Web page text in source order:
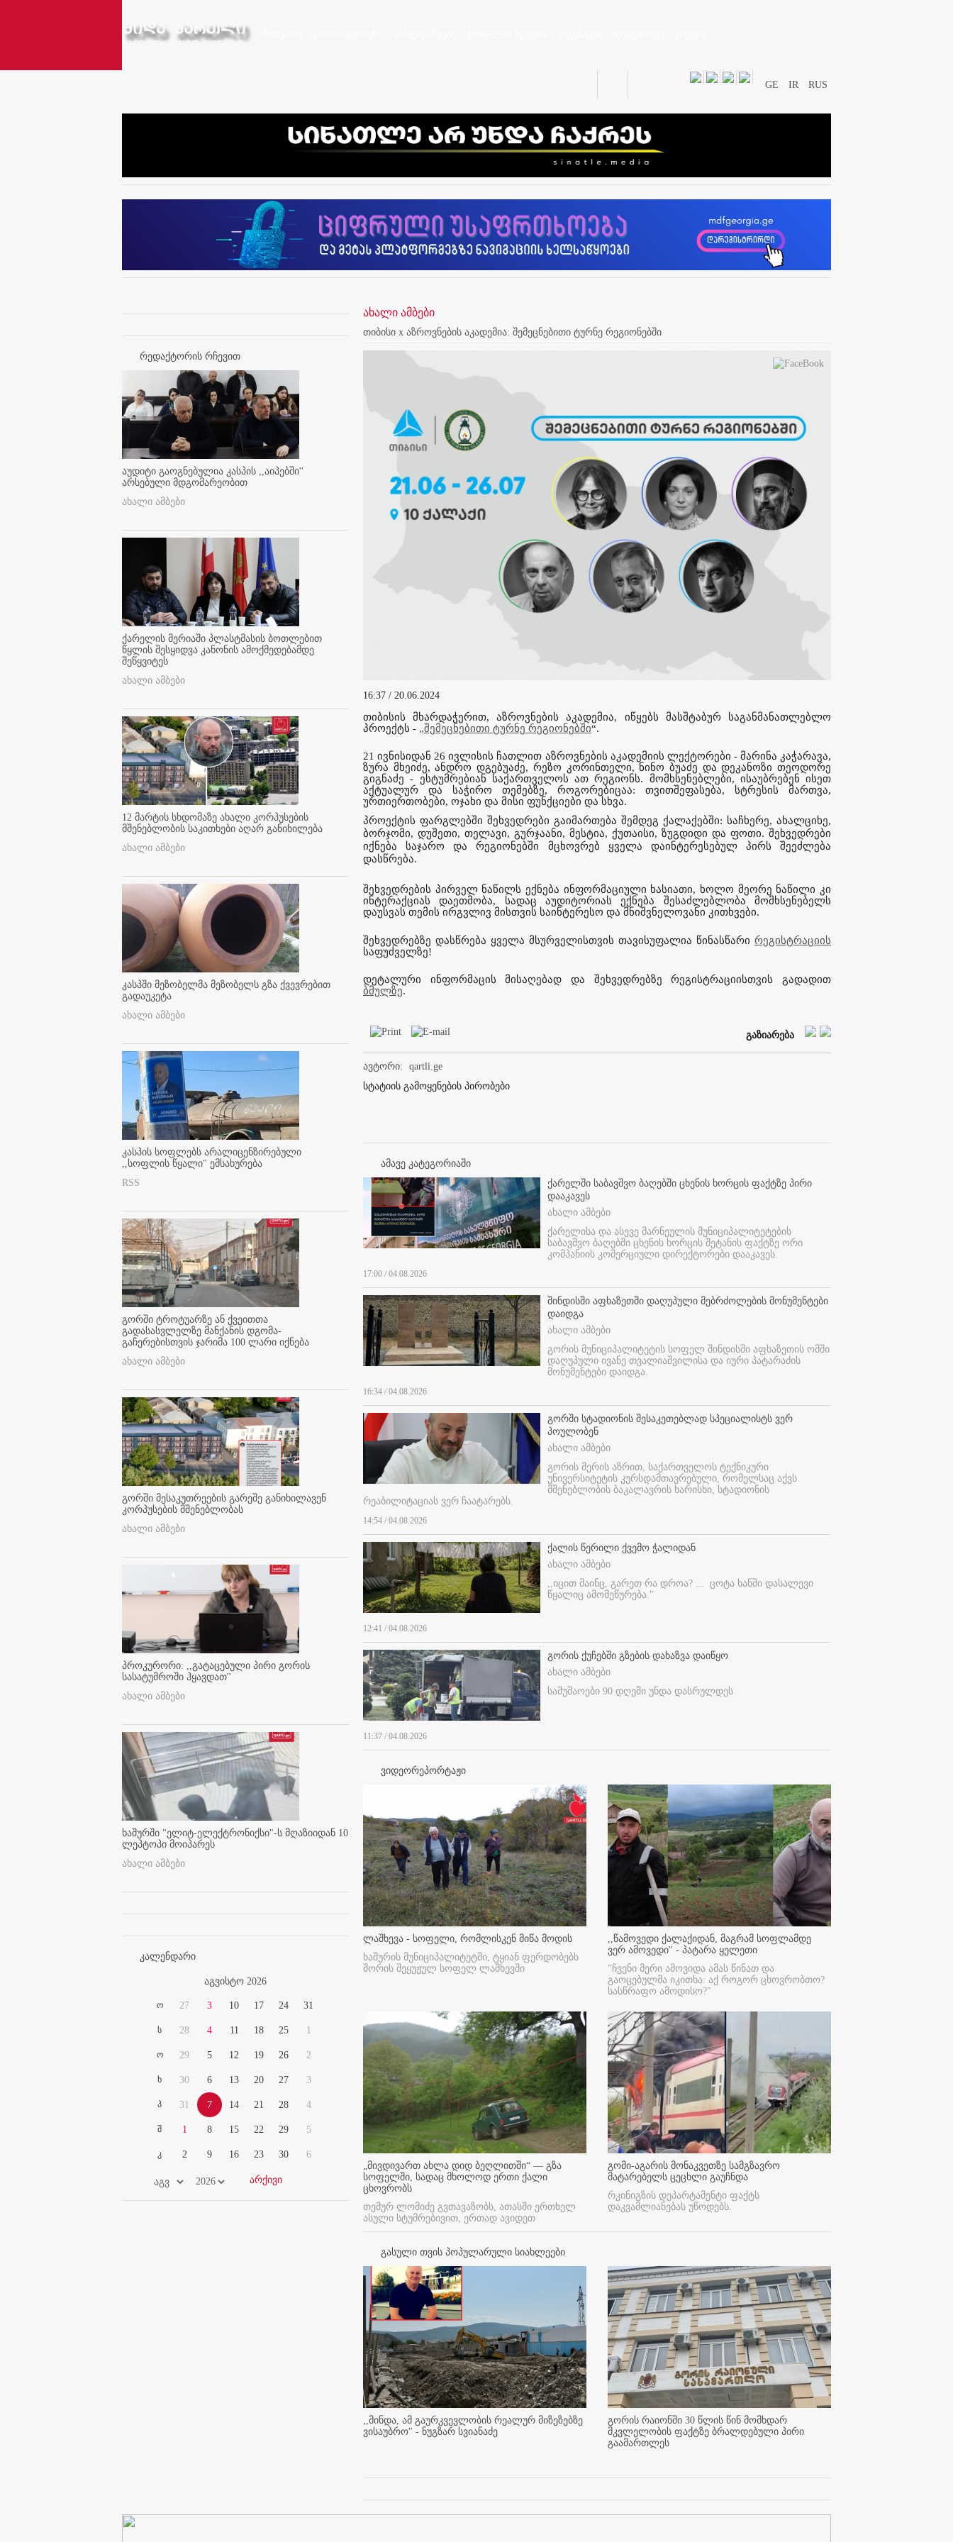
GE IR RUS
რედაქტორის რჩევით
აუდიტი გაოგნებულია კასპის ,,აიპებში''
არსებული მდგომარეობით
ახალი ამბები
ქარელის მერიაში პლასტმასის ბოთლებით
წყლის შესყიდვა კანონის ამოქმედებამდე
შეწყვიტეს
ახალი ამბები
12 მარტის სხდომაზე ახალი კორპუსების
მშენებლობის საკითხები აღარ განიხილება
ახალი ამბები
კასპში მეზობელმა მეზობელს გზა ქვევრებით
გადაუკეტა
ახალი ამბები
კასპის სოფლებს არალიცენზირებული
,,სოფლის წყალი" ემსახურება
RSS
გორში ტროტუარზე ან ქვეითთა
გადასასვლელზე მანქანის დგომა-
გაჩერებისთვის ჯარიმა 100 ლარი იქნება
ახალი ამბები
გორში მესაკუთრეების გარეშე განიხილავენ
კორპუსების მშენებლობას
ახალი ამბები
პროკურორი: ,,გატაცებული პირი გორის
სასატუმროში ჰყავდათ''
ახალი ამბები
ხაშურში "ელიტ-ელექტრონიქსი"-ს მღაზიიდან 10
ლეპტოპი მოიპარეს
ახალი ამბები
კალენდარი
აგვისტო 2026
ო
ს
ო
ხ
პ
შ
კ
27
28
29
30
31
1
2
3
4
5
6
7
8
9
10
11
12
13
14
15
16
17
18
19
20
21
22
23
24
25
26
27
28
29
30
31
1
2
3
4
5
6
ახალი ამბები
თიბისი x აზროვნების აკადემია: შემეცნებითი ტურნე რეგიონებში
16:37 / 20.06.2024
თიბისის მხარდაჭერით, აზროვნების აკადემია, იწყებს მასშტაბურ საგანმანათლებლო
პროექტს - „შემეცნებითი ტურნე რეგიონებში“.
21 ივნისიდან 26 ივლისის ჩათლით აზროვნების აკადემიის ლექტორები - მარინა კაჭარავა,
ზურა მხეიძე, ანდრო დგებუაძე, რეზო კორინთელი, ნინო ბუაძე და დეკანოზი თეოდორე
გიგნაძე - ესტუმრებიან საქართველოს ათ რეგიონს. მომხსენებლები, ისაუბრებენ ისეთ
აქტუალურ და საჭირო თემებზე, როგორებიცაა: თვითშეფასება, სტრესის მართვა,
ურთიერთობები, ოჯახი და მისი ფუნქციები და სხვა.
პროექტის ფარგლებში შეხვედრები გაიმართება შემდეგ ქალაქებში: საჩხერე, ახალციხე,
ბორჯომი, დუშეთი, თელავი, გურჯაანი, მესტია, ქუთაისი, ზუგდიდი და ფოთი. შეხვედრები
იქნება საჯარო და რეგიონებში მცხოვრებ ყველა დაინტერესებულ პირს შეეძლება
დასწრება.
შეხვედრების პირველ ნაწილს ექნება ინფორმაციული ხასიათი, ხოლო მეორე ნაწილი კი
ინტერაქციას დაეთმობა, სადაც აუდიტორიას ექნება შესაძლებლობა მომხსენებელს
დაუსვას თემის ირგვლივ მისთვის საინტერესო და მნიშვნელოვანი კითხვები.
შეხვედრებზე დასწრება ყველა მსურველისთვის თავისუფალია წინასწარი რეგისტრაციის
საფუძველზე!
დეტალური ინფორმაცის მისაღებად და შეხვედრებზე რეგისტრაციისთვის გადადით
ბმულზე.
გაზიარება
ავტორი:
qartli.ge
სტატიის გამოყენების პირობები
ამავე კატეგორიაში
ქარელში საბავშვო ბაღებში ცხენის ხორცის ფაქტზე პირი
დააკავეს
ახალი ამბები
ქარელისა და ასევე მარნეულის მუნიციპალიტეტების
საბავშვო ბაღებში ცხენის ხორცის შეტანის ფაქტზე ორი
კომპანიის კომერციული დირექტორები დააკავეს.
17:00 / 04.08.2026
შინდისში აფხაზეთში დაღუპული მებრძოლების მონუმენტები
დაიდგა
ახალი ამბები
გორის მუნიციპალიტეტის სოფელ შინდისში აფხაზეთის ომში
დაღუპული ივანე თვალიაშვილისა და იური პატარაძის
მონუმენტები დაიდგა.
16:34 / 04.08.2026
გორში სტადიონის შესაკეთებლად სპეციალისტს ვერ
პოულობენ
ახალი ამბები
გორის მერის აზრით, საქართველოს ტექნიკური
უნივერსიტეტის კურსდამთავრებული, რომელსაც აქვს
მშენებლობის ბაკალავრის ხარისხი, სტადიონის
რეაბილიტაციას ვერ ჩაატარებს.
14:54 / 04.08.2026
ქალის წერილი ქვემო ჭალიდან
ახალი ამბები
,,იცით მაინც, გარეთ რა დროა? ... ცოტა ხანში დასალევი
წყალიც ამომეწურება."
12:41 / 04.08.2026
გორის ქუჩებში გზების დახაზვა დაიწყო
ახალი ამბები
სამუშაოები 90 დღეში უნდა დასრულდეს
11:37 / 04.08.2026
ვიდეორეპორტაჟი
ლაშხევა - სოფელი, რომლისკენ მიწა მოდის
ხაშურის მუნიციპალიტეტში, ტყიან ფერდობებს
შორის შეყუჟულ სოფელ ლაშხევში
,,წამოვედი ქალაქიდან, მაგრამ სოფლამდე
ვერ ამოვედი'' - პატარა ყელეთი
"ჩვენი მერი ამოვიდა ამას წინათ და
გაოცებულმა იკითხა: აქ როგორ ცხოვრობთო?
სასწრაფო ამოდისო?"
„მივდივართ ახლა დიდ ბეღლითში“ — გზა
სოფელში, სადაც მხოლოდ ერთი ქალი
ცხოვრობს
თემურ ლომიძე გვთავაზობს, ათასში ერთხელ
ასული სტუმრებივით, ერთად ავიდეთ
გომი-აგარის მონაკვეთზე სამგზავრო
მატარებელს ცეცხლი გაუჩნდა
რკინიგზის დეპარტამენტი ფაქტს
დაკვამლიანებას უწოდებს.
გასული თვის პოპულარული სიახლეები
,,მინდა, ამ გაურკვევლობის რეალურ მიზეზებზე
ვისაუბრო'' - ნუგზარ სვიანაძე
გორის რაიონში 30 წლის წინ მომხდარ
მკვლელობის ფაქტზე ბრალდებული პირი
გაამართლეს